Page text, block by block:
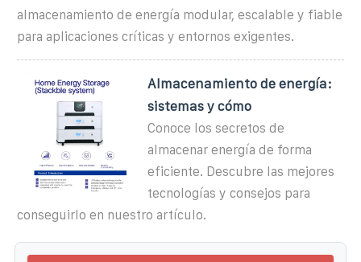
almacenamiento de energía modular, escalable y fiable
para aplicaciones críticas y entornos exigentes.
Almacenamiento de energía:
sistemas y cómo
Conoce los secretos de
almacenar energía de forma
eficiente. Descubre las mejores
tecnologías y consejos para
conseguirlo en nuestro artículo.